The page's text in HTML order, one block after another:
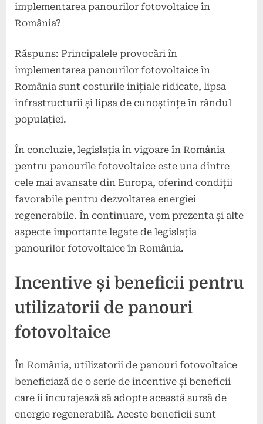
implementarea panourilor fotovoltaice în
România?
Răspuns: Principalele provocări în
implementarea panourilor fotovoltaice în
România sunt costurile inițiale ridicate, lipsa
infrastructurii și lipsa de cunoștințe în rândul
populației.
În concluzie, legislația în vigoare în România
pentru panourile fotovoltaice este una dintre
cele mai avansate din Europa, oferind condiții
favorabile pentru dezvoltarea energiei
regenerabile. În continuare, vom prezenta și alte
aspecte importante legate de legislația
panourilor fotovoltaice în România.
Incentive și beneficii pentru
utilizatorii de panouri
fotovoltaice
În România, utilizatorii de panouri fotovoltaice
beneficiază de o serie de incentive și beneficii
care îi încurajează să adopte această sursă de
energie regenerabilă. Aceste beneficii sunt